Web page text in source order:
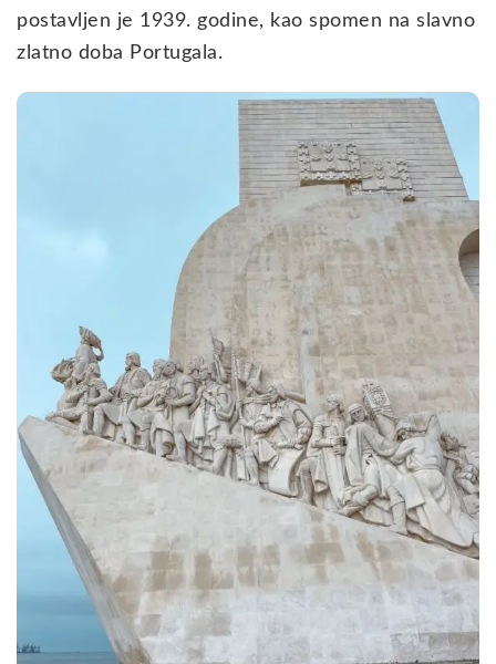
postavljen je 1939. godine, kao spomen na slavno
zlatno doba Portugala.